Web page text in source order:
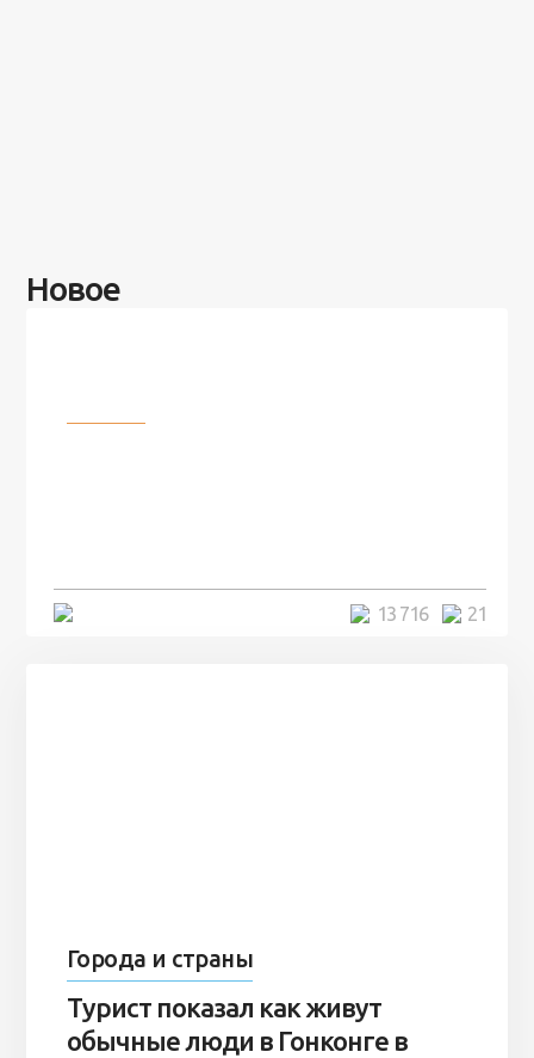
Новое
21
13 716
Города и страны
Турист показал как живут
обычные люди в Гонконге в